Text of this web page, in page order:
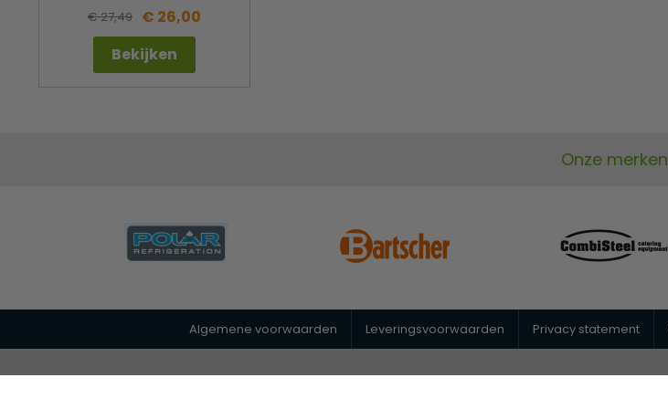
€ 27,49 € 26,00
Bekijken
Onze merken
Algemene voorwaarden Leveringsvoorwaarden Privacy statement